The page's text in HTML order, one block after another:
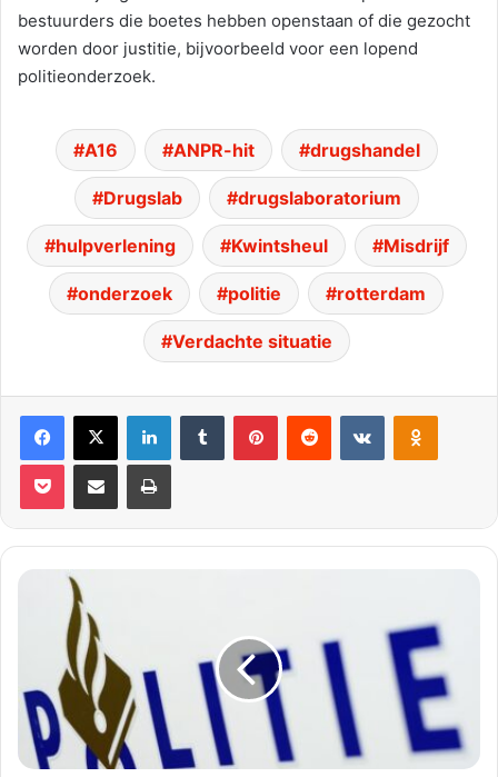
bestuurders die boetes hebben openstaan of die gezocht
worden door justitie, bijvoorbeeld voor een lopend
politieonderzoek.
A16 ANPR-hit drugshandel
Drugslab drugslaboratorium
hulpverlening Kwintsheul Misdrijf
onderzoek politie rotterdam
Verdachte situatie
Facebook
X LinkedInTumblr PinterestReddit VKontakteOdnoklassniki
Pocket Deel via E-mail Print
inwoners
Hoeksche
slachtoffer
van
babbeltrucs
|